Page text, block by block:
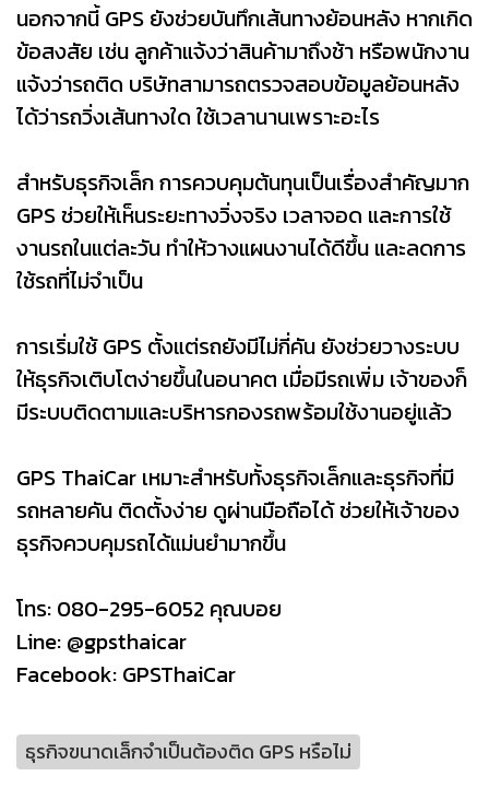
นอกจากนี้ GPS ยังช่วยบันทึกเส้นทางย้อนหลัง หากเกิด
ข้อสงสัย เช่น ลูกค้าแจ้งว่าสินค้ามาถึงช้า หรือพนักงาน
แจ้งว่ารถติด บริษัทสามารถตรวจสอบข้อมูลย้อนหลัง
ได้ว่ารถวิ่งเส้นทางใด ใช้เวลานานเพราะอะไร
สำหรับธุรกิจเล็ก การควบคุมต้นทุนเป็นเรื่องสำคัญมาก
GPS ช่วยให้เห็นระยะทางวิ่งจริง เวลาจอด และการใช้
งานรถในแต่ละวัน ทำให้วางแผนงานได้ดีขึ้น และลดการ
ใช้รถที่ไม่จำเป็น
การเริ่มใช้ GPS ตั้งแต่รถยังมีไม่กี่คัน ยังช่วยวางระบบ
ให้ธุรกิจเติบโตง่ายขึ้นในอนาคต เมื่อมีรถเพิ่ม เจ้าของก็
มีระบบติดตามและบริหารกองรถพร้อมใช้งานอยู่แล้ว
GPS ThaiCar เหมาะสำหรับทั้งธุรกิจเล็กและธุรกิจที่มี
รถหลายคัน ติดตั้งง่าย ดูผ่านมือถือได้ ช่วยให้เจ้าของ
ธุรกิจควบคุมรถได้แม่นยำมากขึ้น
โทร: 080-295-6052 คุณบอย
Line: @gpsthaicar
Facebook: GPSThaiCar
ธุรกิจขนาดเล็กจำเป็นต้องติด GPS หรือไม่